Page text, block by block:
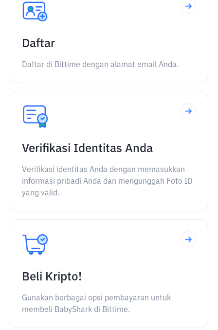
Daftar
Daftar di Bittime dengan alamat email Anda.
Verifikasi Identitas Anda
Verifikasi identitas Anda dengan memasukkan
informasi pribadi Anda dan mengunggah Foto ID
yang valid.
Beli Kripto!
Gunakan berbagai opsi pembayaran untuk
membeli BabyShark di Bittime.